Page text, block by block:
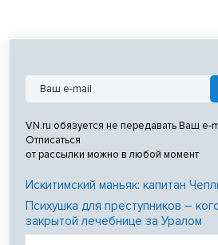
VN.ru обязуется не передавать Ваш e-
Отписаться
от рассылки можно в любой момент
Искитимский маньяк: капитан
Психушка для преступников –
закрытой лечебнице за Уралом